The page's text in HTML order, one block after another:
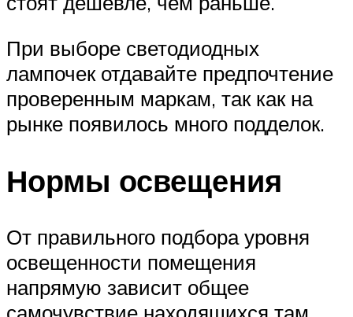
При выборе светодиодных
лампочек отдавайте предпочтение
проверенным маркам, так как на
рынке появилось много подделок.
Нормы освещения
От правильного подбора уровня
освещенности помещения
напрямую зависит общее